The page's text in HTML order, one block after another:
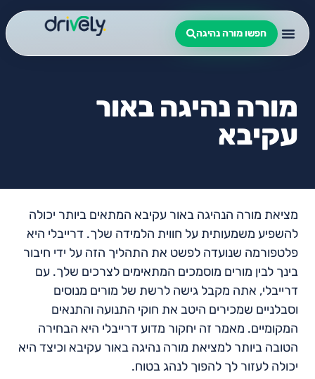
חפשו מורה נהיגה
מורה נהיגה באור
עקיבא
מציאת מורה הנהיגה באור עקיבא המתאים ביותר יכולה
להשפיע משמעותית על חווית הלמידה שלך. דרייבלי היא
פלטפורמה שנועדה לפשט את התהליך הזה על ידי חיבור
בינך לבין מורים מוסמכים המתאימים לצרכים שלך. עם
דרייבלי, אתה מקבל גישה לרשת של מורים מנוסים
וסבלניים שמכירים היטב את חוקי התנועה והתנאים
המקומיים. מאמר זה יחקור מדוע דרייבלי היא הבחירה
הטובה ביותר למציאת מורה נהיגה באור עקיבא וכיצד היא
יכולה לעזור לך להפוך לנהג בטוח.